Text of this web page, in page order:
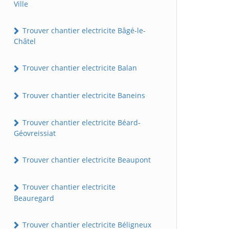
Ville
Trouver chantier electricite Bâgé-le-
Châtel
Trouver chantier electricite Balan
Trouver chantier electricite Baneins
Trouver chantier electricite Béard-
Géovreissiat
Trouver chantier electricite Beaupont
Trouver chantier electricite
Beauregard
Trouver chantier electricite Béligneux